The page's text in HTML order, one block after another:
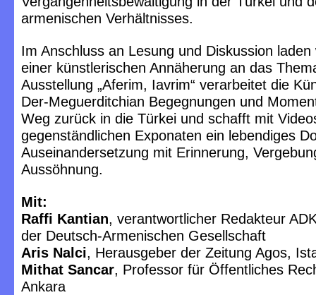
armenischen Verhältnisses.
Im Anschluss an Lesung und Diskussion laden
einer künstlerischen Annäherung an das
Ausstellung „Aferim, Iavrim“ verarbeitet die
Der-Meguerditchian Begegnungen und
Weg zurück in die Türkei und schafft mit
gegenständlichen Exponaten ein lebendiges
Auseinandersetzung mit Erinnerung,
Aussöhnung.
Mit:
Raffi Kantian, verantwortlicher Redakteur
der Deutsch-Armenischen Gesellschaft
Aris Nalci, Herausgeber der Zeitung Agos,
Mithat Sancar, Professor für Öffentliches
Ankara